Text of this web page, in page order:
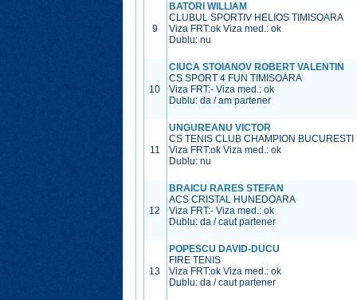
9
BATORI WILLIAM
CLUBUL SPORTIV HELIOS TIMISOARA
Viza FRT:ok Viza med.:ok
Dublu: nu
10
CIUCA STOIANOV ROBERT VALENTIN
CS SPORT 4 FUN TIMISOARA
Viza FRT:- Viza med.:ok
Dublu: da / am partener
11
UNGUREANU VICTOR
CS TENIS CLUB CHAMPION BUCURESTI
Viza FRT:ok Viza med.:ok
Dublu: nu
12
BRAICU RARES STEFAN
ACS CRISTAL HUNEDOARA
Viza FRT:- Viza med.:ok
Dublu: da / caut partener
13
POPESCU DAVID-DUCU
FIRE TENIS
Viza FRT:ok Viza med.:ok
Dublu: da / caut partener